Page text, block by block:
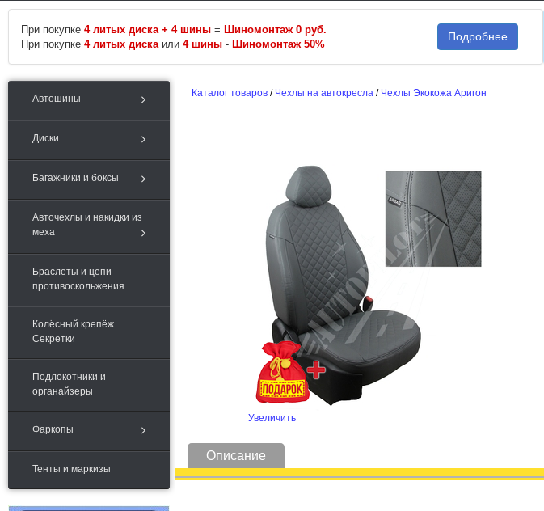
При покупке 4 литых диска + 4 шины = Шиномонтаж 0 руб.
При покупке 4 литых диска или 4 шины - Шиномонтаж 50%
Подробнее
Автошины
Диски
Багажники и боксы
Авточехлы и накидки из
меха
Браслеты и цепи
противоскольжения
Колёсный крепёж.
Секретки
Подлокотники и
органайзеры
Фаркопы
Тенты и маркизы
Каталог товаров / Чехлы на автокресла / Чехлы Экокожа Аригон
Увеличить
Описание